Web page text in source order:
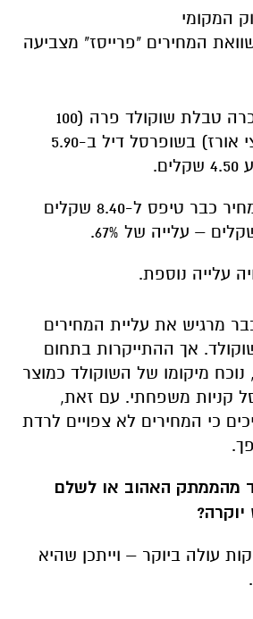
המקומי
המחירים "פרייסז" מצביעה
במאי 2023 נמכרה טבלת שוקולד פרה (100
גרם עם פצפוצי אורז) בשופרסל דיל ב-5.90
במאי 2025, המחיר כבר טיפס ל-8.40 שקלים
מרגיש את עליית המחירים
אך ההתייקרות בתחום
מיקומו של השוקולד כמוצר
קניות משפחתי. עם זאת,
כי המחירים לא צפויים לרדת
מהממתק האהוב או לשלם
עולה ביוקר – וייתכן שהיא